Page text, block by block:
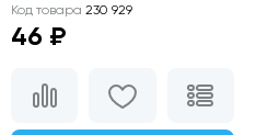
Код товара 230 929
46 ₽